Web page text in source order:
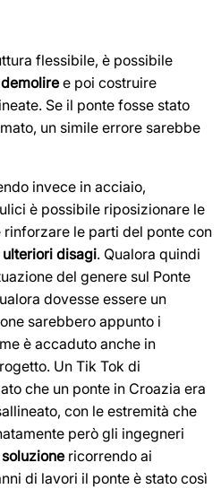
flessibile, è possibile
demolire e poi costruire
Se il ponte fosse stato
un simile errore sarebbe
invece in acciaio,
è possibile riposizionare le
le parti del ponte con
ulteriori disagi. Qualora quindi
del genere sul Ponte
dovesse essere un
sarebbero appunto i
è accaduto anche in
Un Tik Tok di
che un ponte in Croazia era
con le estremità che
però gli ingegneri
soluzione ricorrendo ai
di lavori il ponte è stato così